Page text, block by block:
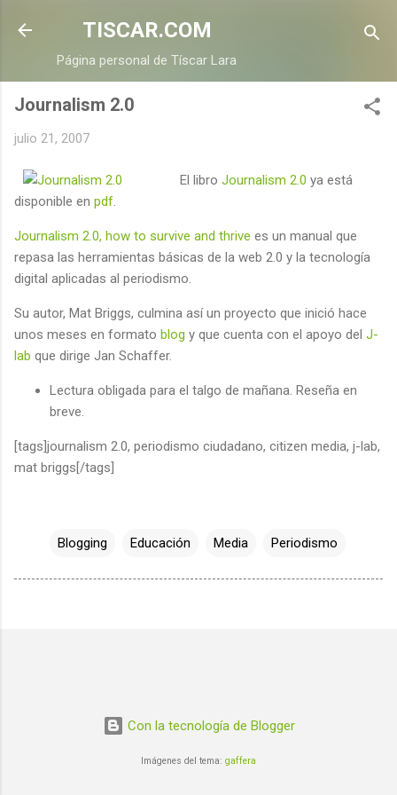
Ir al contenido principal
TISCAR.COM
Página personal de Tíscar Lara
Journalism 2.0
julio 21, 2007
El libro Journalism 2.0 ya está
disponible en pdf
Journalism 2.0, how to survive and thrive es un manual que
repasa las herramientas básicas de la web 2.0 y la tecnología
digital aplicadas al periodismo.
Su autor, Mat Briggs, culmina así un proyecto que inició hace
unos meses en formato blog y que cuenta con el apoyo del J-
lab que dirige Jan Schaffer.
Lectura obligada para el talgo de mañana. Reseña en
breve.
[tags]journalism 2.0, periodismo ciudadano, citizen media, j-lab,
mat briggs[/tags]
Blogging Educación Media Periodismo
Con la tecnología de Blogger
Imágenes del tema: gaffera